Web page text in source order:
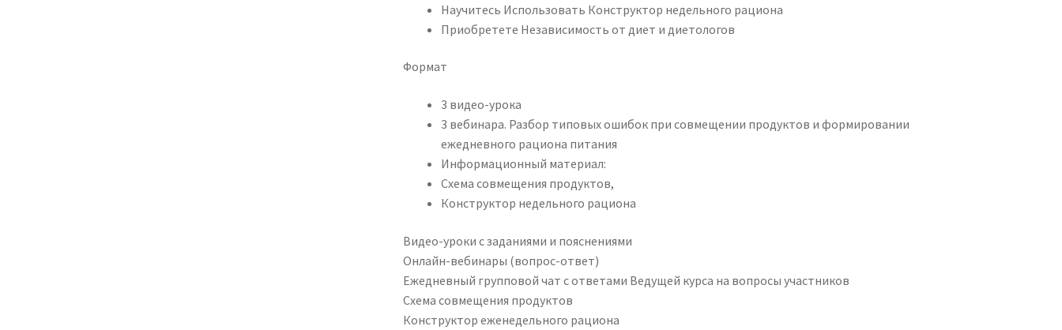
Научитесь Использовать Конструктор недельного рациона
Приобретете Независимость от диет и диетологов
Формат
3 видео-урока
3 вебинара. Разбор типовых ошибок при совмещении продуктов и формировании
ежедневного рациона питания
Информационный материал:
Схема совмещения продуктов,
Конструктор недельного рациона
Видео-уроки с заданиями и пояснениями
Онлайн-вебинары (вопрос-ответ)
Ежедневный групповой чат с ответами Ведущей курса на вопросы участников
Схема совмещения продуктов
Конструктор еженедельного рациона